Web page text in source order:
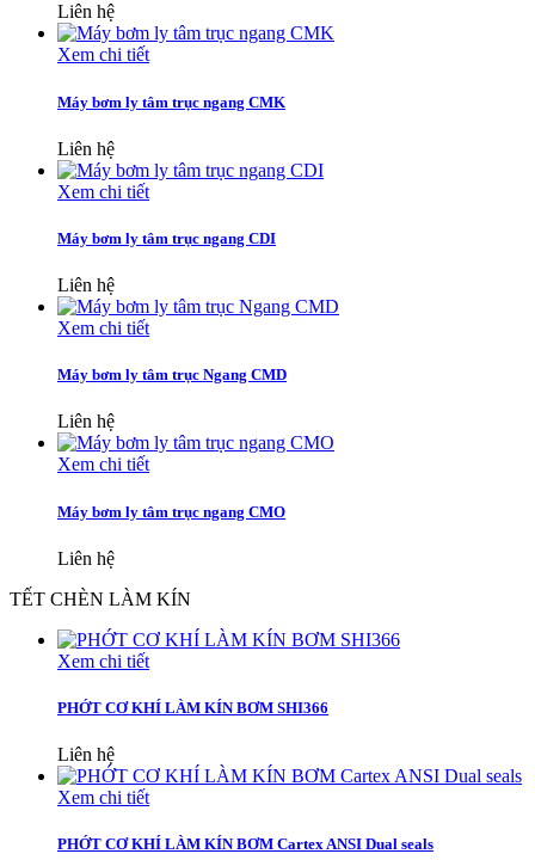
Liên hệ
Xem chi tiết
Máy bơm ly tâm trục ngang CMK
Liên hệ
Xem chi tiết
Máy bơm ly tâm trục ngang CDI
Liên hệ
Xem chi tiết
Máy bơm ly tâm trục Ngang CMD
Liên hệ
Xem chi tiết
Máy bơm ly tâm trục ngang CMO
Liên hệ
TẾT CHÈN LÀM KÍN
Xem chi tiết
PHỚT CƠ KHÍ LÀM KÍN BƠM SHI366
Liên hệ
Xem chi tiết
PHỚT CƠ KHÍ LÀM KÍN BƠM Cartex ANSI Dual seals